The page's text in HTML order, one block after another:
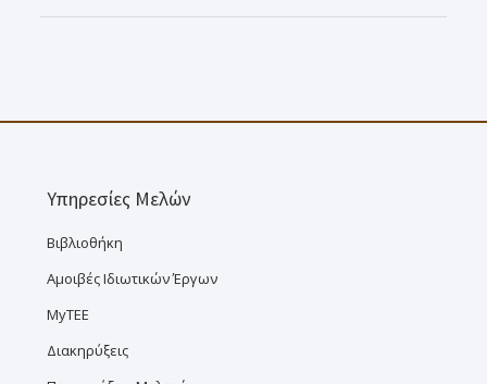
Υπηρεσίες Μελών
Βιβλιοθήκη
Αμοιβές Ιδιωτικών Έργων
MyTEE
Διακηρύξεις